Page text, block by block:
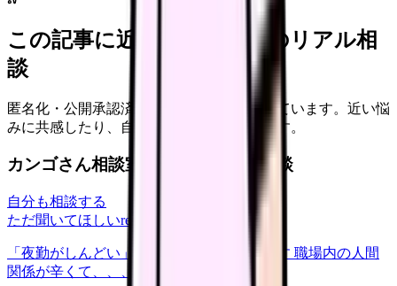
この記事に近い看護師さんのリアル相
談
匿名化・公開承認済みの本音だけを表示しています。近い悩
みに共感したり、自分の状況を投稿できます。
カンゴさん相談室から共有された相談
自分も相談する
ただ聞いてほしいrelationships
「夜勤がしんどい」について相談したいです 職場内の人間
関係が辛くて、、、